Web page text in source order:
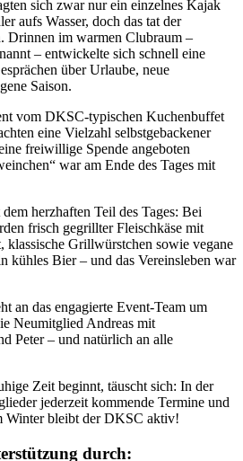
sich zwar nur ein einzelnes Kajak
aufs Wasser, doch das tat der
Drinnen im warmen Clubraum –
– entwickelte sich schnell eine
über Urlaube, neue
Saison.
vom DKSC-typischen Kuchenbuffet
eine Vielzahl selbstgebackener
freiwillige Spende angeboten
war am Ende des Tages mit
herzhaften Teil des Tages: Bei
frisch gegrillter Fleischkäse mit
klassische Grillwürstchen sowie vegane
kühles Bier – und das Vereinsleben war
an das engagierte Event-Team um
Neumitglied Andreas mit
Peter – und natürlich an alle
Zeit beginnt, täuscht sich: In der
jederzeit kommende Termine und
Winter bleibt der DKSC aktiv!
durch: